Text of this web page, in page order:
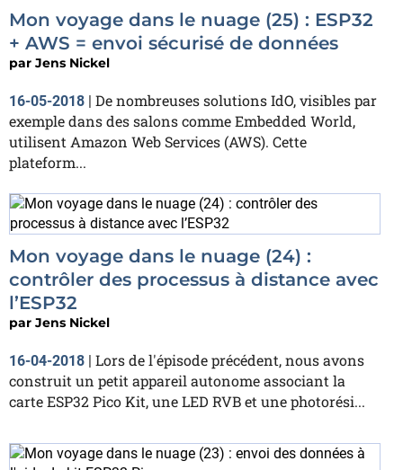
Mon voyage dans le nuage (25) : ESP32
+ AWS = envoi sécurisé de données
par Jens Nickel
16-05-2018 | De nombreuses solutions IdO, visibles par
exemple dans des salons comme Embedded World,
utilisent Amazon Web Services (AWS). Cette
plateform...
Mon voyage dans le nuage (24) :
contrôler des processus à distance avec
l’ESP32
par Jens Nickel
16-04-2018 | Lors de l'épisode précédent, nous avons
construit un petit appareil autonome associant la
carte ESP32 Pico Kit, une LED RVB et une photorési...